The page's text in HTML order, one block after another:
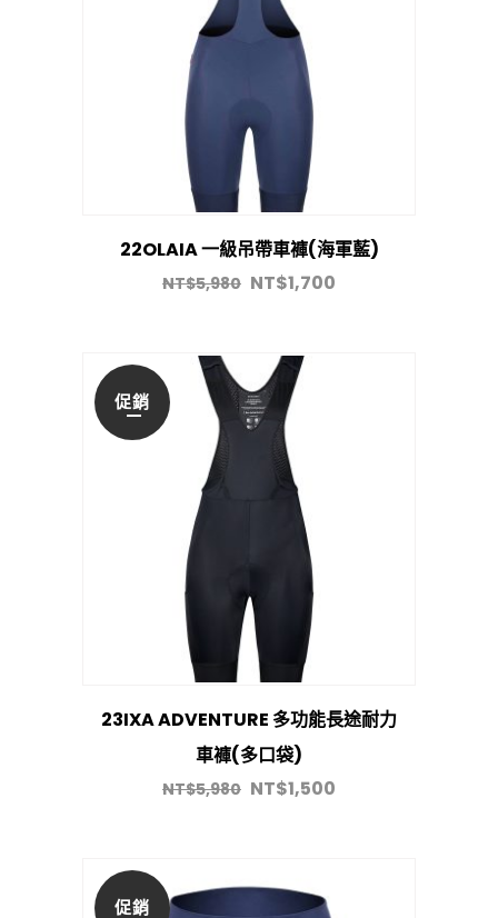
22OLAIA 一級吊帶車褲(海軍藍)
NT$5,980 NT$1,700
促銷
23IXA ADVENTURE 多功能長途耐力
車褲(多口袋)
NT$5,980 NT$1,500
促銷